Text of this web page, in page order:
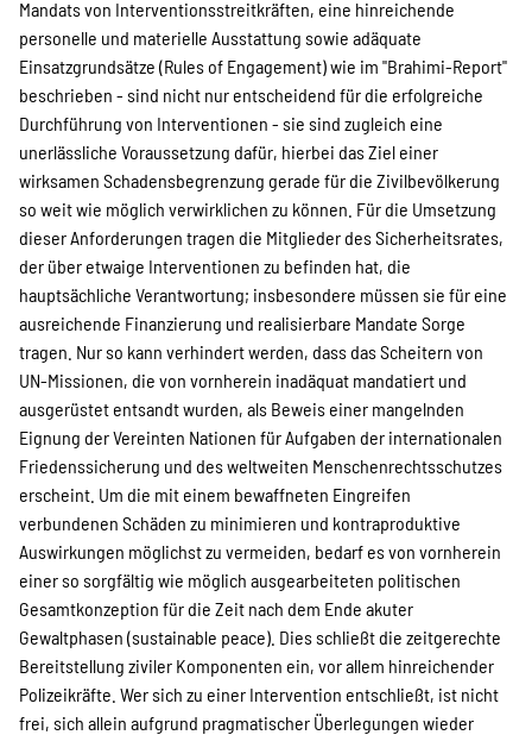
Mandats von Interventionsstreitkräften, eine hinreichende
personelle und materielle Ausstattung sowie adäquate
Einsatzgrundsätze (Rules of Engagement) wie im "Brahimi-Report"
beschrieben - sind nicht nur entscheidend für die erfolgreiche
Durchführung von Interventionen - sie sind zugleich eine
unerlässliche Voraussetzung dafür, hierbei das Ziel einer
wirksamen Schadensbegrenzung gerade für die Zivilbevölkerung
so weit wie möglich verwirklichen zu können. Für die Umsetzung
dieser Anforderungen tragen die Mitglieder des Sicherheitsrates,
der über etwaige Interventionen zu befinden hat, die
hauptsächliche Verantwortung; insbesondere müssen sie für eine
ausreichende Finanzierung und realisierbare Mandate Sorge
tragen. Nur so kann verhindert werden, dass das Scheitern von
UN-Missionen, die von vornherein inadäquat mandatiert und
ausgerüstet entsandt wurden, als Beweis einer mangelnden
Eignung der Vereinten Nationen für Aufgaben der internationalen
Friedenssicherung und des weltweiten Menschenrechtsschutzes
erscheint. Um die mit einem bewaffneten Eingreifen
verbundenen Schäden zu minimieren und kontraproduktive
Auswirkungen möglichst zu vermeiden, bedarf es von vornherein
einer so sorgfältig wie möglich ausgearbeiteten politischen
Gesamtkonzeption für die Zeit nach dem Ende akuter
Gewaltphasen (sustainable peace). Dies schließt die zeitgerechte
Bereitstellung ziviler Komponenten ein, vor allem hinreichender
Polizeikräfte. Wer sich zu einer Intervention entschließt, ist nicht
frei, sich allein aufgrund pragmatischer Überlegungen wieder